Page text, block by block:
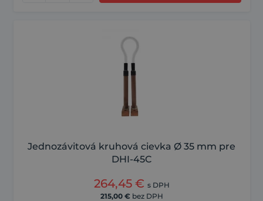
Jednozávitová kruhová cievka Ø 35 mm pre
DHI-45C
264,45 € s DPH
215,00 € bez DPH